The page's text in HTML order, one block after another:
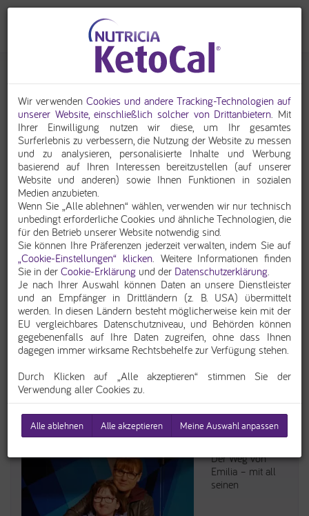
KetoStories - Persönliche Erfahrungen mit der
ketogenen Diät
Was hat sich durch die ketogene Diät verändert, wie erleben
Patienten ihren Alltag, wie verlief ihr Start und die Umstellung auf
die neue Ernährungsweise und welche Unterstützung war für sie
dabei hilfreich?
In den „KetoStories“ berichten Patienten von ihren persönlichen
Erfahrungen mit der ketogenen Diät.
Die Anzeige von Youtube-Inhalten wurde blockiert.
Um den Inhalt anschauen zu können, aktivieren Sie
bitte die entsprechende Cookie-Kategorie.
Einstellungen bearbeiten
KetoStory von Emilia (17)
Der Weg von
Emilia – mit all
seinen
Wir verwenden Cookies und andere Tracking-Technologien auf
unserer Website, einschließlich solcher von Drittanbietern. Mit
Ihrer Einwilligung nutzen wir diese, um Ihr gesamtes
Surferlebnis zu verbessern, die Nutzung der Website zu messen
und zu analysieren, personalisierte Inhalte und Werbung
basierend auf Ihren Interessen bereitzustellen (auf unserer
Website und anderen) sowie Ihnen Funktionen in sozialen
Medien anzubieten.
Wenn Sie „Alle ablehnen“ wählen, verwenden wir nur technisch
unbedingt erforderliche Cookies und ähnliche Technologien, die
für den Betrieb unserer Website notwendig sind.
Sie können Ihre Präferenzen jederzeit verwalten, indem Sie auf
„Cookie-Einstellungen“ klicken. Weitere Informationen finden
Sie in der Cookie-Erklärung und der Datenschutzerklärung.
Je nach Ihrer Auswahl können Daten an unsere Dienstleister
und an Empfänger in Drittländern (z. B. USA) übermittelt
werden. In diesen Ländern besteht möglicherweise kein mit der
EU vergleichbares Datenschutzniveau, und Behörden können
gegebenenfalls auf Ihre Daten zugreifen, ohne dass Ihnen
dagegen immer wirksame Rechtsbehelfe zur Verfügung stehen.
Durch Klicken auf „Alle akzeptieren“ stimmen Sie der
Verwendung aller Cookies zu.
Alle ablehnen Alle akzeptieren Meine Auswahl anpassen